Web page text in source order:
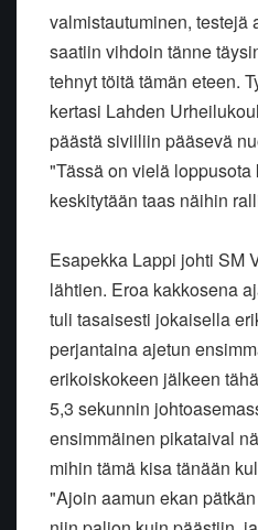
valmistautuminen, testejä
saatiin vihdoin tänne
tehnyt töitä tämän eteen.
kertasi Lahden
päästä siviiliin pääsevä
"Tässä on vielä loppusota
keskitytään taas näihin
Esapekka Lappi johti SM
lähtien. Eroa kakkosena
tuli tasaisesti jokaisella
perjantaina ajetun
erikoiskokeen jälkeen
5,3 sekunnin
ensimmäinen pikataival
mihin tämä kisa tänään
"Ajoin aamun ekan